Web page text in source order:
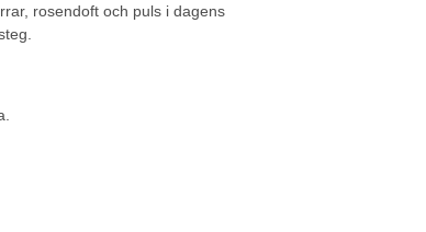
rosendoft och puls i dagens